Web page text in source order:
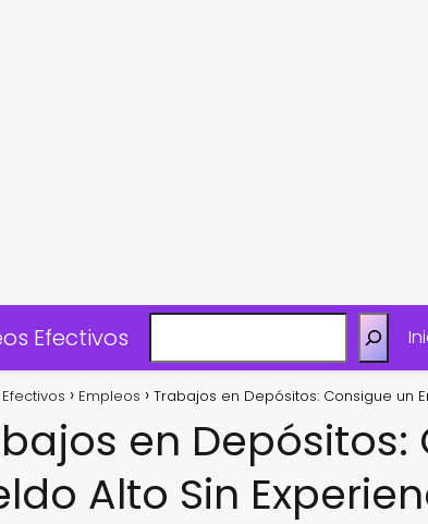
Efectivos
Empleos Trabajos en Depósitos: Consigue un
en
Alto Sin